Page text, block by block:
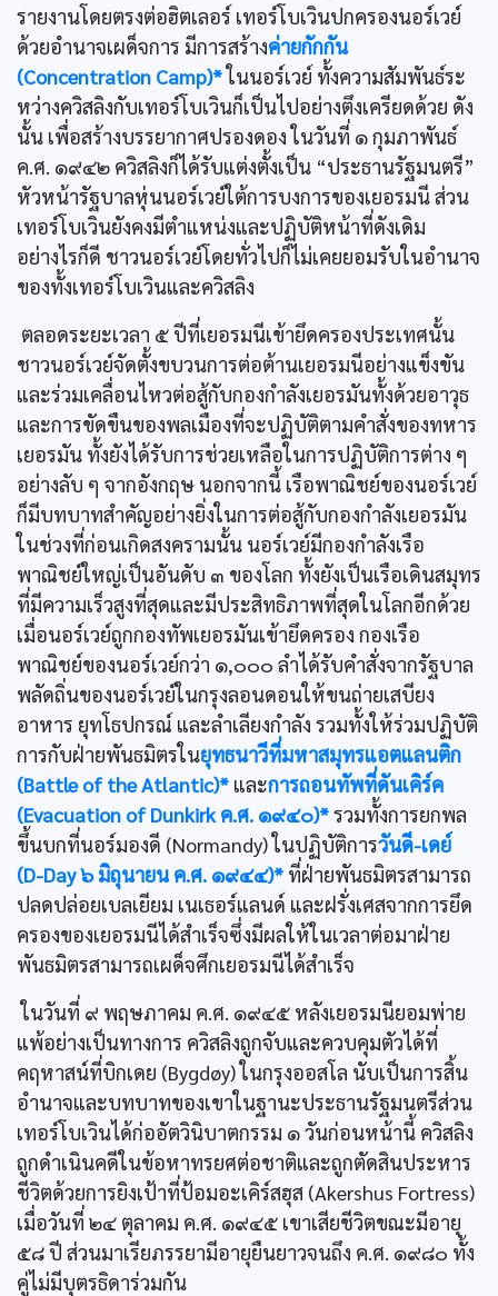
รายงานโดยตรงต่อฮิตเลอร์ เทอร์โบเวินปกครองนอร์เวย์
ด้วยอำนาจเผด็จการ มีการสร้างค่ายกักกัน
(Concentration Camp)*ในนอร์เวย์ ทั้งความสัมพันธ์ระ
หว่างควิสลิงกับเทอร์โบเวินก็เป็นไปอย่างตึงเครียดด้วย ดัง
นั้น เพื่อสร้างบรรยากาศปรองดอง ในวันที่ ๑ กุมภาพันธ์
ค.ศ. ๑๙๔๒ ควิสลิงก็ได้รับแต่งตั้งเป็น “ประธานรัฐมนตรี”
หัวหน้ารัฐบาลหุ่นนอร์เวย์ใต้การบงการของเยอรมนี ส่วน
เทอร์โบเวินยังคงมีตำแหน่งและปฏิบัติหน้าที่ดังเดิม
อย่างไรก็ดี ชาวนอร์เวย์โดยทั่วไปก็ไม่เคยยอมรับในอำนาจ
ของทั้งเทอร์โบเวินและควิสลิง
ตลอดระยะเวลา ๕ ปีที่เยอรมนีเข้ายึดครองประเทศนั้น
ชาวนอร์เวย์จัดตั้งขบวนการต่อต้านเยอรมนีอย่างแข็งขัน
และร่วมเคลื่อนไหวต่อสู้กับกองกำลังเยอรมันทั้งด้วยอาวุธ
และการขัดขืนของพลเมืองที่จะปฏิบัติตามคำสั่งของทหาร
เยอรมัน ทั้งยังได้รับการช่วยเหลือในการปฏิบัติการต่าง ๆ
อย่างลับ ๆ จากอังกฤษ นอกจากนี้ เรือพาณิชย์ของนอร์เวย์
ก็มีบทบาทสำคัญอย่างยิ่งในการต่อสู้กับกองกำลังเยอรมัน
ในช่วงที่ก่อนเกิดสงครามนั้น นอร์เวย์มีกองกำลังเรือ
พาณิชย์ใหญ่เป็นอันดับ ๓ ของโลก ทั้งยังเป็นเรือเดินสมุทร
ที่มีความเร็วสูงที่สุดและมีประสิทธิภาพที่สุดในโลกอีกด้วย
เมื่อนอร์เวย์ถูกกองทัพเยอรมันเข้ายึดครอง กองเรือ
พาณิชย์ของนอร์เวย์กว่า ๑,๐๐๐ ลำได้รับคำสั่งจากรัฐบาล
พลัดถิ่นของนอร์เวย์ในกรุงลอนดอนให้ขนถ่ายเสบียง
อาหาร ยุทโธปกรณ์ และลำเลียงกำลัง รวมทั้งให้ร่วมปฏิบัติ
การกับฝ่ายพันธมิตรในยุทธนาวีที่มหาสมุทรแอตแลนติก
(Battle of the Atlantic)* และการถอนทัพที่ดันเคิร์ค
(Evacuation of Dunkirk ค.ศ. ๑๙๔๐)*รวมทั้งการยกพล
ขึ้นบกที่นอร์มองดี (Normandy) ในปฏิบัติการวันดี-เดย์
(D-Day ๖ มิถุนายน ค.ศ. ๑๙๔๔)* ที่ฝ่ายพันธมิตรสามารถ
ปลดปล่อยเบลเยียม เนเธอร์แลนด์ และฝรั่งเศสจากการยึด
ครองของเยอรมนีได้สำเร็จซึ่งมีผลให้ในเวลาต่อมาฝ่าย
พันธมิตรสามารถเผด็จศึกเยอรมนีได้สำเร็จ
ในวันที่ ๙ พฤษภาคม ค.ศ. ๑๙๔๕ หลังเยอรมนียอมพ่าย
แพ้อย่างเป็นทางการ ควิสลิงถูกจับและควบคุมตัวได้ที่
คฤหาสน์ที่บิกเดย (Bygdøy) ในกรุงออสโล นับเป็นการสิ้น
อำนาจและบทบาทของเขาในฐานะประธานรัฐมนตรีส่วน
เทอร์โบเวินได้ก่ออัตวินิบาตกรรม ๑ วันก่อนหน้านี้ ควิสลิง
ถูกดำเนินคดีในข้อหาทรยศต่อชาติและถูกตัดสินประหาร
ชีวิตด้วยการยิงเป้าที่ป้อมอะเคิร์สฮุส (Akershus Fortress)
เมื่อวันที่ ๒๔ ตุลาคม ค.ศ. ๑๙๔๕ เขาเสียชีวิตขณะมีอายุ
๕๘ ปี ส่วนมาเรียภรรยามีอายุยืนยาวจนถึง ค.ศ. ๑๙๘๐ ทั้ง
คู่ไม่มีบุตรธิดาร่วมกัน